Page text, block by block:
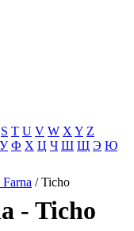
S T U V W X Y Z
У Ф Х Ц Ч Ш Щ Э Ю
/ Ticho
- Ticho